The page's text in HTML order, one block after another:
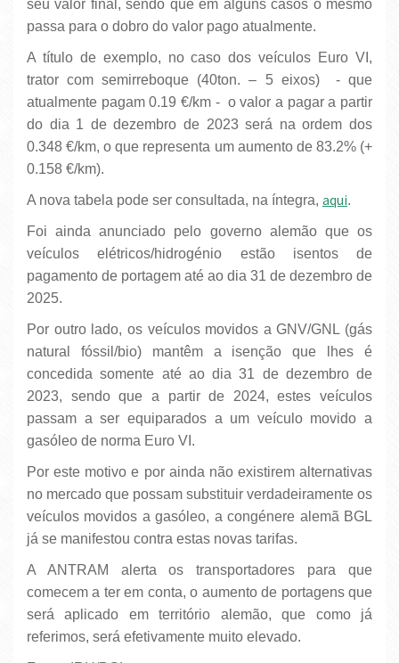
seu valor final, sendo que em alguns casos o mesmo
passa para o dobro do valor pago atualmente.
A título de exemplo, no caso dos veículos Euro VI,
trator com semirreboque (40ton. – 5 eixos) - que
atualmente pagam 0.19 €/km - o valor a pagar a partir
do dia 1 de dezembro de 2023 será na ordem dos
0.348 €/km, o que representa um aumento de 83.2% (+
0.158 €/km).
A nova tabela pode ser consultada, na íntegra, aqui.
Foi ainda anunciado pelo governo alemão que os
veículos elétricos/hidrogénio estão isentos de
pagamento de portagem até ao dia 31 de dezembro de
2025.
Por outro lado, os veículos movidos a GNV/GNL (gás
natural fóssil/bio) mantêm a isenção que lhes é
concedida somente até ao dia 31 de dezembro de
2023, sendo que a partir de 2024, estes veículos
passam a ser equiparados a um veículo movido a
gasóleo de norma Euro VI.
Por este motivo e por ainda não existirem alternativas
no mercado que possam substituir verdadeiramente os
veículos movidos a gasóleo, a congénere alemã BGL
já se manifestou contra estas novas tarifas.
A ANTRAM alerta os transportadores para que
comecem a ter em conta, o aumento de portagens que
será aplicado em território alemão, que como já
referimos, será efetivamente muito elevado.